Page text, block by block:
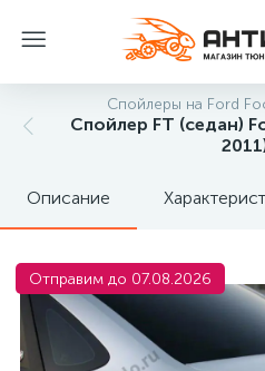
Спойлеры на Ford
Спойлер FT (седан)
Описание
Отправим до 07.08.2026